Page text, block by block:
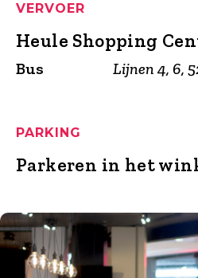
VERVOER
Heule Shopping
Bus Lijnen 4, 6,
PARKING
Parkeren in het